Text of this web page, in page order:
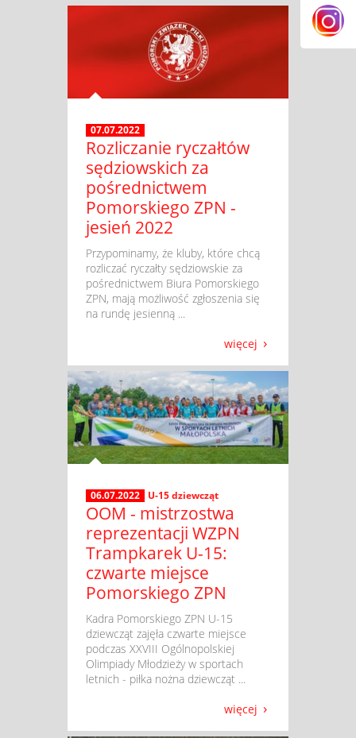
07.07.2022
Rozliczanie ryczałtów
sędziowskich za
pośrednictwem
Pomorskiego ZPN -
jesień 2022
​ Przypominamy, że kluby, które chcą
rozliczać ryczałty sędziowskie za
pośrednictwem Biura Pomorskiego
ZPN, mają możliwość zgłoszenia się
na rundę jesienną ...
więcej
06.07.2022 U-15 dziewcząt
OOM - mistrzostwa
reprezentacji WZPN
Trampkarek U-15:
czwarte miejsce
Pomorskiego ZPN
​ Kadra Pomorskiego ZPN U-15
dziewcząt zajęła czwarte miejsce
podczas XXVIII Ogólnopolskiej
Olimpiady Młodzieży w sportach
letnich - piłka nożna dziewcząt ...
więcej